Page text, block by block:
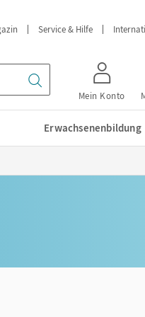
Service & Hilfe
Mein Konto
Erwachsenenbildung